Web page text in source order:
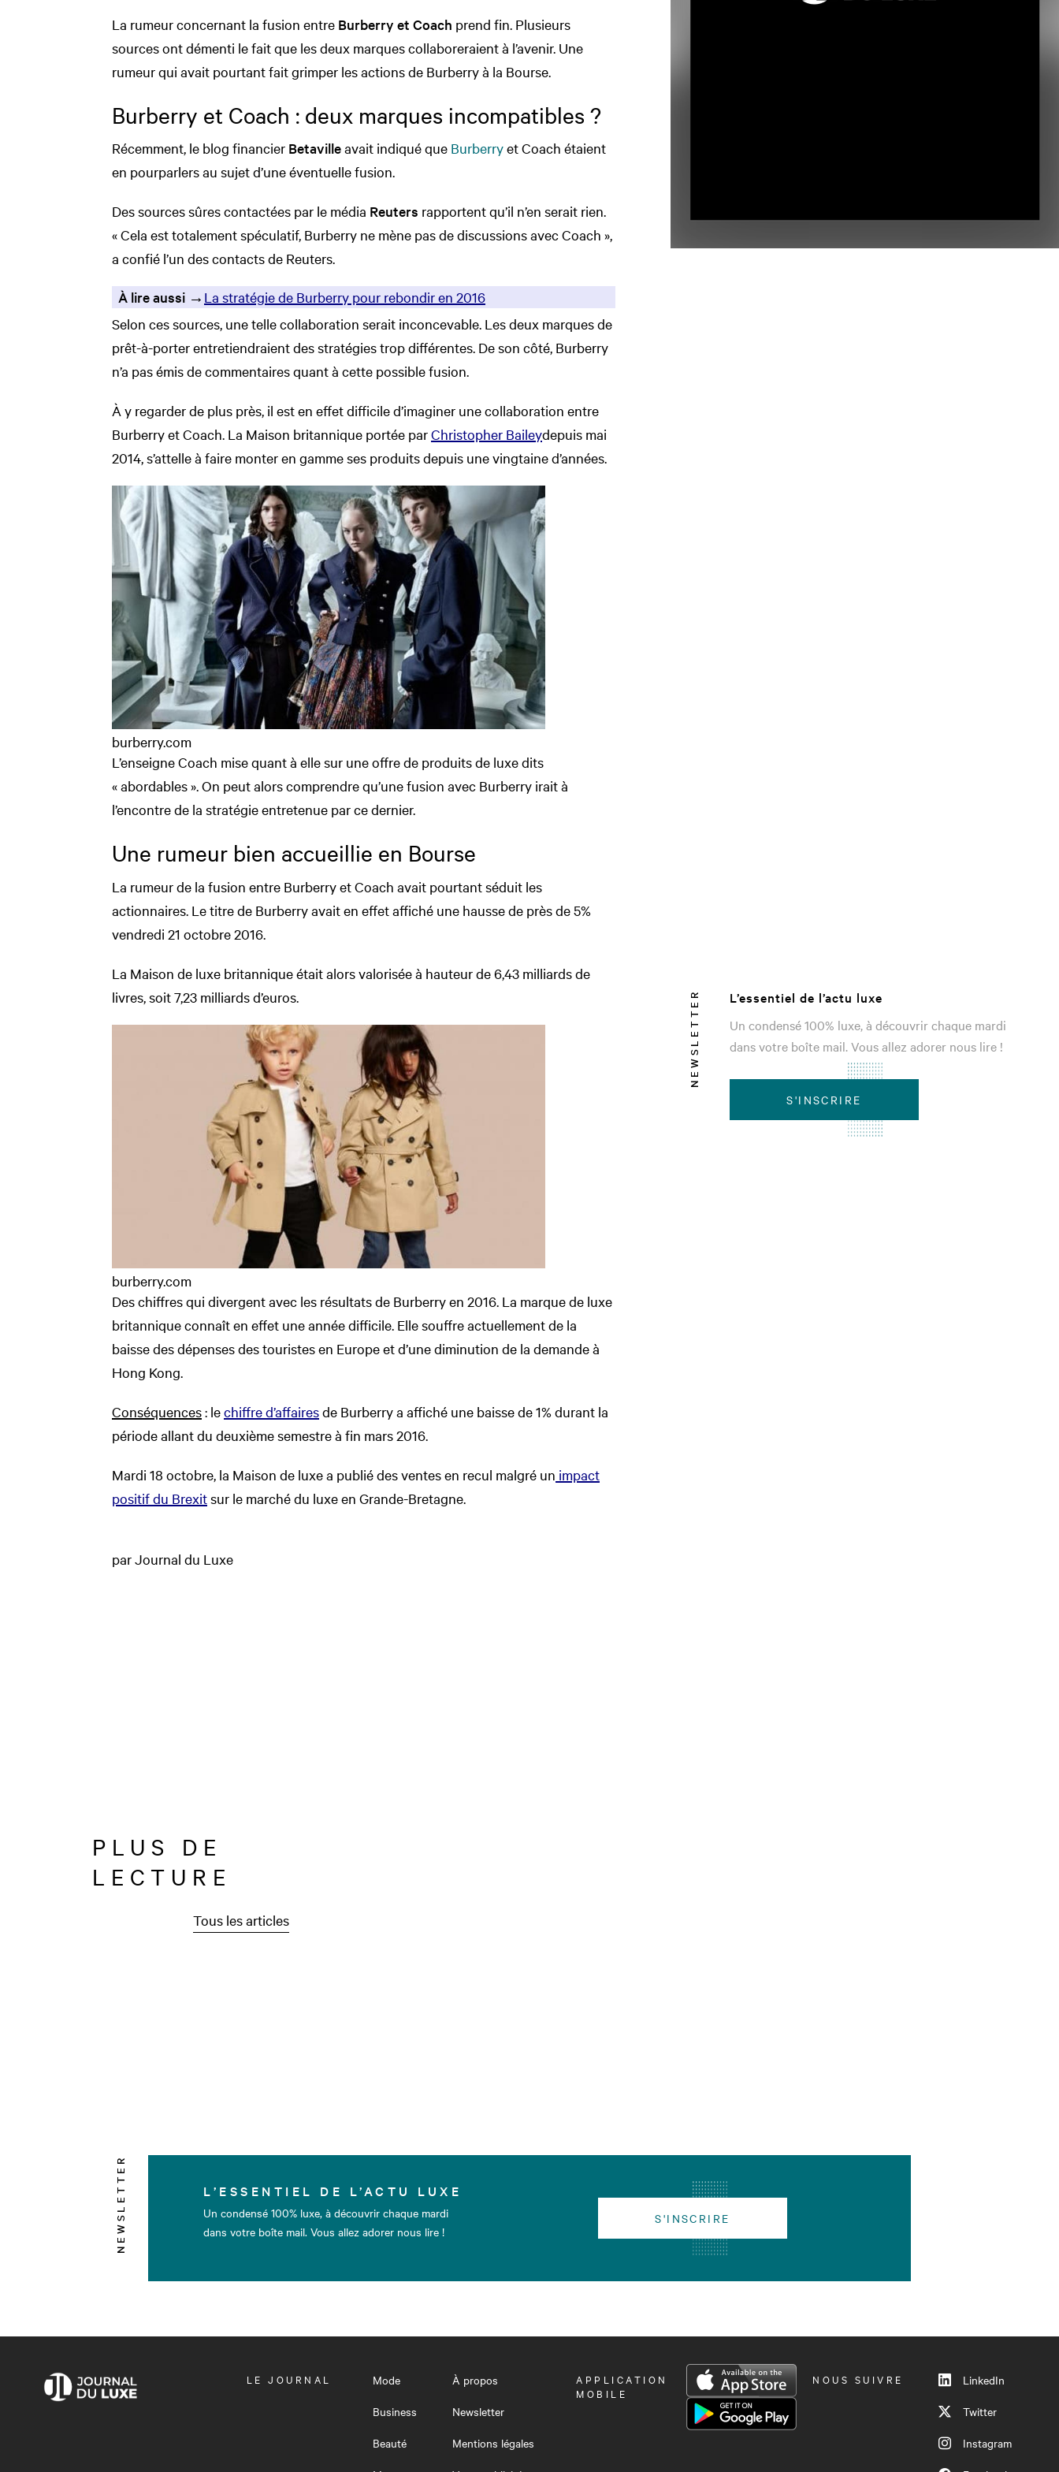
La rumeur concernant la fusion entre Burberry et Coach prend fin. Plusieurs
sources ont démenti le fait que les deux marques collaboreraient à l’avenir. Une
rumeur qui avait pourtant fait grimper les actions de Burberry à la Bourse.
Burberry et Coach : deux marques incompatibles ?
Récemment, le blog financier Betavilleavait indiqué que Burberryet Coach étaient
en pourparlers au sujet d’une éventuelle fusion.
Des sources sûres contactées par le média Reuters rapportent qu’il n’en serait rien.
« Cela est totalement spéculatif, Burberry ne mène pas de discussions avec Coach »,
a confié l’un des contacts de Reuters.
À lire aussi → La stratégie de Burberry pour rebondir en 2016
Selon ces sources, une telle collaboration serait inconcevable. Les deux marques de
prêt-à-porter entretiendraient des stratégies trop différentes. De son côté, Burberry
n’a pas émis de commentaires quant à cette possible fusion.
À y regarder de plus près, il est en effet difficile d’imaginer une collaboration entre
Burberry et Coach. La Maison britannique portée parChristopher Baileydepuis mai
2014, s’attelle à faire monter en gamme ses produits depuis une vingtaine d’années.
burberry.com
L’enseigne Coach mise quant à elle sur une offre de produits de luxe dits
« abordables ». On peut alors comprendre qu’une fusion avec Burberry irait à
l’encontre de la stratégie entretenue par ce dernier.
Une rumeur bien accueillie en Bourse
La rumeur de la fusion entre Burberry et Coach avait pourtant séduit les
actionnaires. Le titre de Burberry avait en effet affiché une hausse de près de 5%
vendredi 21 octobre 2016.
La Maison de luxe britannique était alors valorisée à hauteur de 6,43 milliards de
livres, soit 7,23 milliards d’euros.
burberry.com
Des chiffres qui divergent avec les résultats de Burberry en 2016. La marque de luxe
britannique connaît en effet une année difficile. Elle souffre actuellement de la
baisse des dépenses des touristes en Europe et d’une diminution de la demande à
Hong Kong.
Conséquences: lechiffre d’affairesde Burberry a affiché une baisse de 1% durant la
période allant du deuxième semestre à fin mars 2016.
Mardi 18 octobre, la Maison de luxe a publié des ventes en recul malgré un impact
positif du Brexitsur le marché du luxe en Grande-Bretagne.
par Journal du Luxe
NEWSLETTER
L’essentiel de l’actu luxe
Un condensé 100% luxe, à découvrir chaque mardi
dans votre boîte mail. Vous allez adorer nous lire !
S'INSCRIRE
PLUS DE
LECTURE
Tous les articles
NEWSLETTER L’ESSENTIEL DE L’ACTU LUXE
Un condensé 100% luxe, à découvrir chaque mardi
dans votre boîte mail. Vous allez adorer nous lire !
S'INSCRIRE
OUVRIR
LE JOURNAL
Mode
Business
Beauté
À propos
Newsletter
Mentions légales
OUVRIR
LE
APPLICATION
MOBILE
NOUS SUIVRE
LinkedIn
Twitter
Instagram